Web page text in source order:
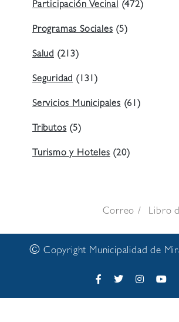
Participación Vecinal(472)
Programas Sociales(5)
Salud (213)
Seguridad(131)
Servicios Municipales(61)
Tributos(5)
Turismo y Hoteles(20)
Correo Libro
© Copyright Municipalidad de